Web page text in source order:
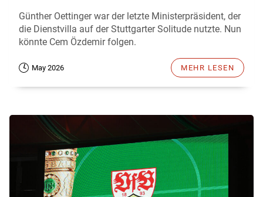
Günther Oettinger war der letzte Ministerpräsident, der
die Dienstvilla auf der Stuttgarter Solitude nutzte. Nun
könnte Cem Özdemir folgen.
May 2026 MEHR LESEN